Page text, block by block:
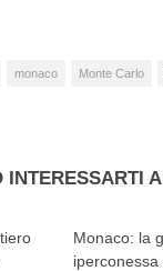
monaco Monte Carlo
INTERESSARTI
Monaco: la